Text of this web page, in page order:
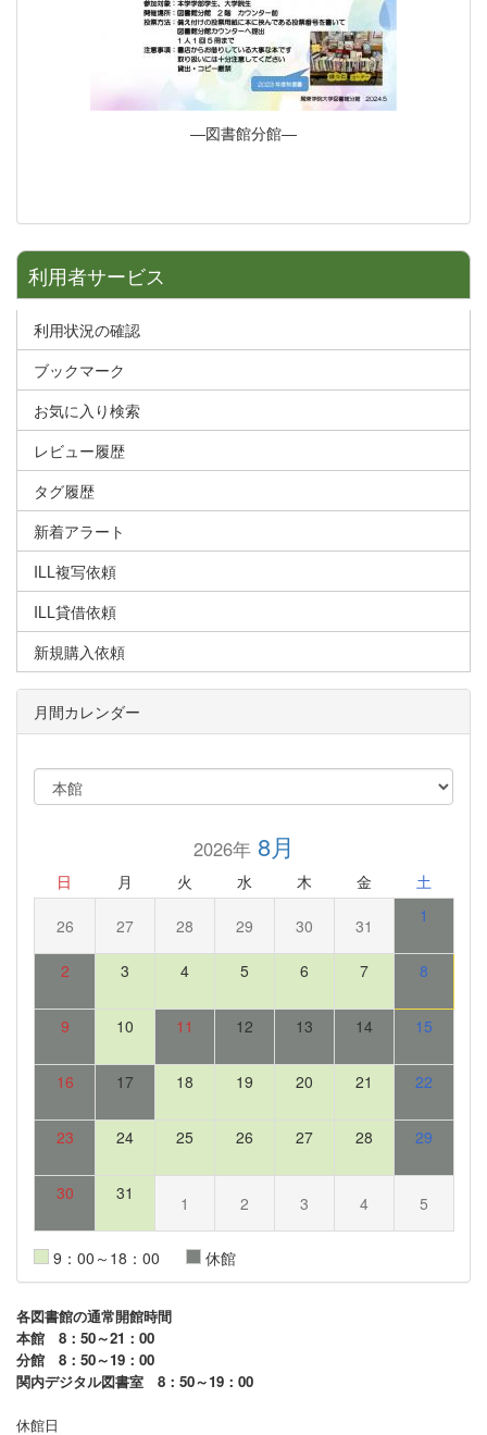
―図書館分館―
利用者サービス
利用状況の確認
ブックマーク
お気に入り検索
レビュー履歴
タグ履歴
新着アラート
ILL複写依頼
ILL貸借依頼
新規購入依頼
月間カレンダー
2026年8月
日 月 火 水 木 金 土
26 27 28 29 30 31 1
2 3 4 5 6 7 8
9 10 11 12 13 14 15
16 17 18 19 20 21 22
23 24 25 26 27 28 29
30 31 1 2 3 4 5
9：00～18：00 休館
各図書館の通常開館時間
本館 8：50～21：00
分館 8：50～19：00
関内デジタル図書室 8：50～19：00
休館日